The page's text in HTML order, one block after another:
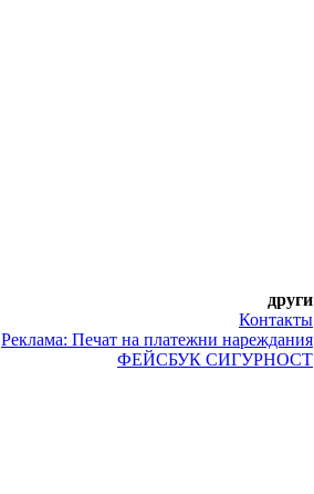
други
Контакты
Реклама: Печат на платежни нареждания
ФЕЙСБУК СИГУРНОСТ